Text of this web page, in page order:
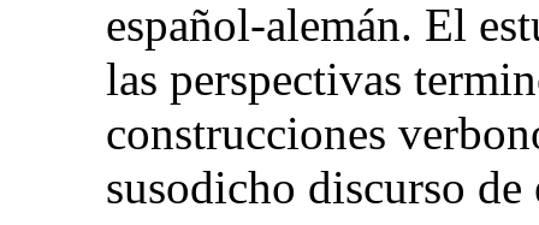
español-alemán. El
las perspectivas
construcciones
susodicho discurso de